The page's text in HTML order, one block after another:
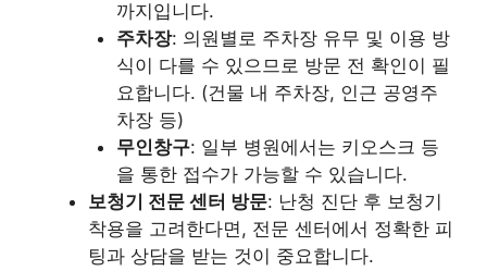
까지입니다.
주차장: 의원별로 주차장 유무 및 이용 방
식이 다를 수 있으므로 방문 전 확인이 필
요합니다. (건물 내 주차장, 인근 공영주
차장 등)
무인창구: 일부 병원에서는 키오스크 등
을 통한 접수가 가능할 수 있습니다.
보청기 전문 센터 방문: 난청 진단 후 보청기
착용을 고려한다면, 전문 센터에서 정확한 피
팅과 상담을 받는 것이 중요합니다.